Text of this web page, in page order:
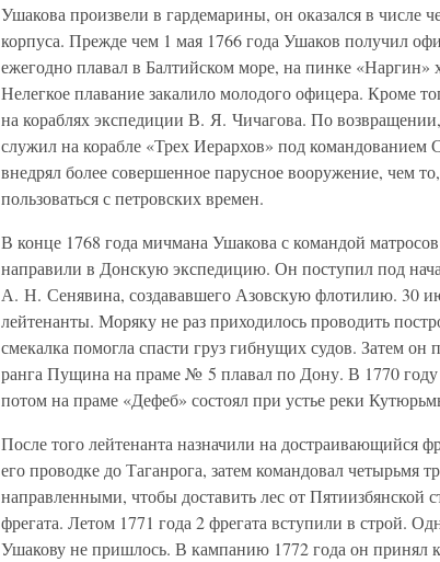
Ушакова произвели в гардемарины, он оказался в числе
корпуса. Прежде чем 1 мая 1766 года Ушаков получил
ежегодно плавал в Балтийском море, на пинке «Наргин»
Нелегкое плавание закалило молодого офицера. Кроме
на кораблях экспедиции В. Я. Чичагова. По
служил на корабле «Трех Иерархов» под командованием
внедрял более совершенное парусное вооружение, чем
пользоваться с петровских времен.
В конце 1768 года мичмана Ушакова с командой
направили в Донскую экспедицию. Он поступил под
А. Н. Сенявина, создававшего Азовскую флотилию. 30
лейтенанты. Моряку не раз приходилось проводить
смекалка помогла спасти груз гибнущих судов. Затем он
ранга Пущина на праме № 5 плавал по Дону. В 1770
потом на праме «Дефеб» состоял при устье реки
После того лейтенанта назначили на достраивающийся
его проводке до Таганрога, затем командовал четырьмя
направленными, чтобы доставить лес от Пятиизбянской
фрегата. Летом 1771 года 2 фрегата вступили в строй.
Ушакову не пришлось. В кампанию 1772 года он принял